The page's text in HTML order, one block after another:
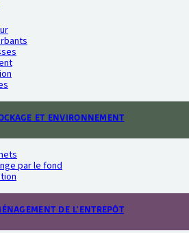
ET ENVIRONNEMENT
par le fond
DE L'ENTREPÔT